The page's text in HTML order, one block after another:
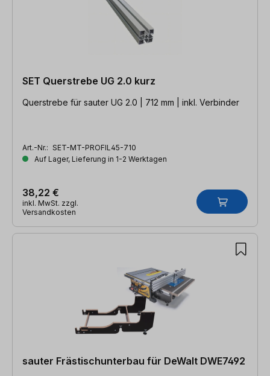
SET Querstrebe UG 2.0 kurz
Querstrebe für sauter UG 2.0 | 712 mm | inkl. Verbinder
Art.-Nr.: SET-MT-PROFIL45-710
Auf Lager, Lieferung in 1-2 Werktagen
38,22 €
inkl. MwSt. zzgl.
Versandkosten
sauter Frästischunterbau für DeWalt DWE7492